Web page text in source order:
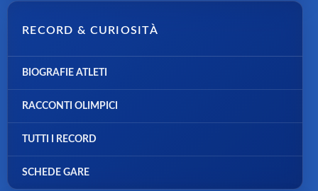
RECORD & CURIOSITÀ
BIOGRAFIE ATLETI
RACCONTI OLIMPICI
TUTTI I RECORD
SCHEDE GARE